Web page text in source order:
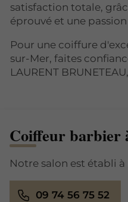
satisfaction totale,
éprouvé et une
Pour une coiffure
sur-Mer, faites
LAURENT
Coiffeur barbier
Notre salon est établi à
09 74 56 75 52